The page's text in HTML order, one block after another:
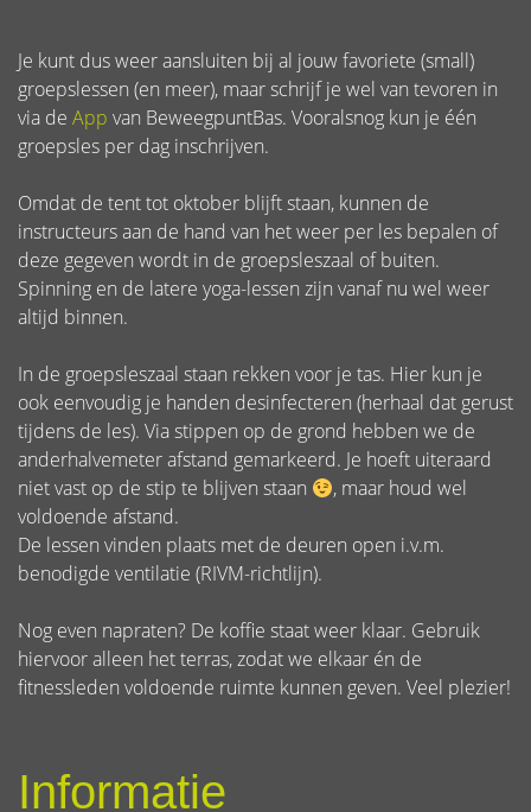
Je kunt dus weer aansluiten bij al jouw favoriete (small)
groepslessen (en meer), maar schrijf je wel van tevoren in
via de App van BeweegpuntBas. Vooralsnog kun je één
groepsles per dag inschrijven.
Omdat de tent tot oktober blijft staan, kunnen de
instructeurs aan de hand van het weer per les bepalen of
deze gegeven wordt in de groepsleszaal of buiten.
Spinning en de latere yoga-lessen zijn vanaf nu wel weer
altijd binnen.
In de groepsleszaal staan rekken voor je tas. Hier kun je
ook eenvoudig je handen desinfecteren (herhaal dat gerust
tijdens de les). Via stippen op de grond hebben we de
anderhalvemeter afstand gemarkeerd. Je hoeft uiteraard
niet vast op de stip te blijven staan
, maar houd wel
voldoende afstand.
De lessen vinden plaats met de deuren open i.v.m.
benodigde ventilatie (RIVM-richtlijn).
Nog even napraten? De koffie staat weer klaar. Gebruik
hiervoor alleen het terras, zodat we elkaar én de
fitnessleden voldoende ruimte kunnen geven. Veel plezier!
Informatie